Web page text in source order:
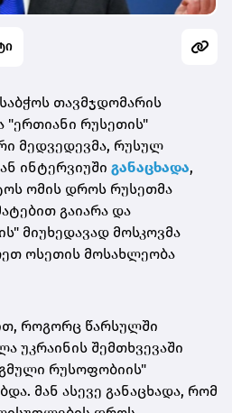
თავმჯდომარის
"ერთიანი რუსეთის"
მედვედევმა, რუსულ
ინტერვიუში განაცხადა,
ომის დროს რუსეთმა
გაიარა და
მიუხედავად მოსკოვმა
ოსეთის მოსახლეობა
როგორც წარსულში
უკრაინის შემთხვევაში
რუსოფობიის"
მან ასევე განაცხადა, რომ